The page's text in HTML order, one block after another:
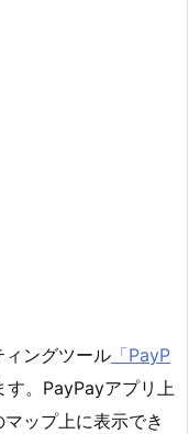
ィングツール 「PayP
す。PayPayアプリ上
ップ上に表示でき